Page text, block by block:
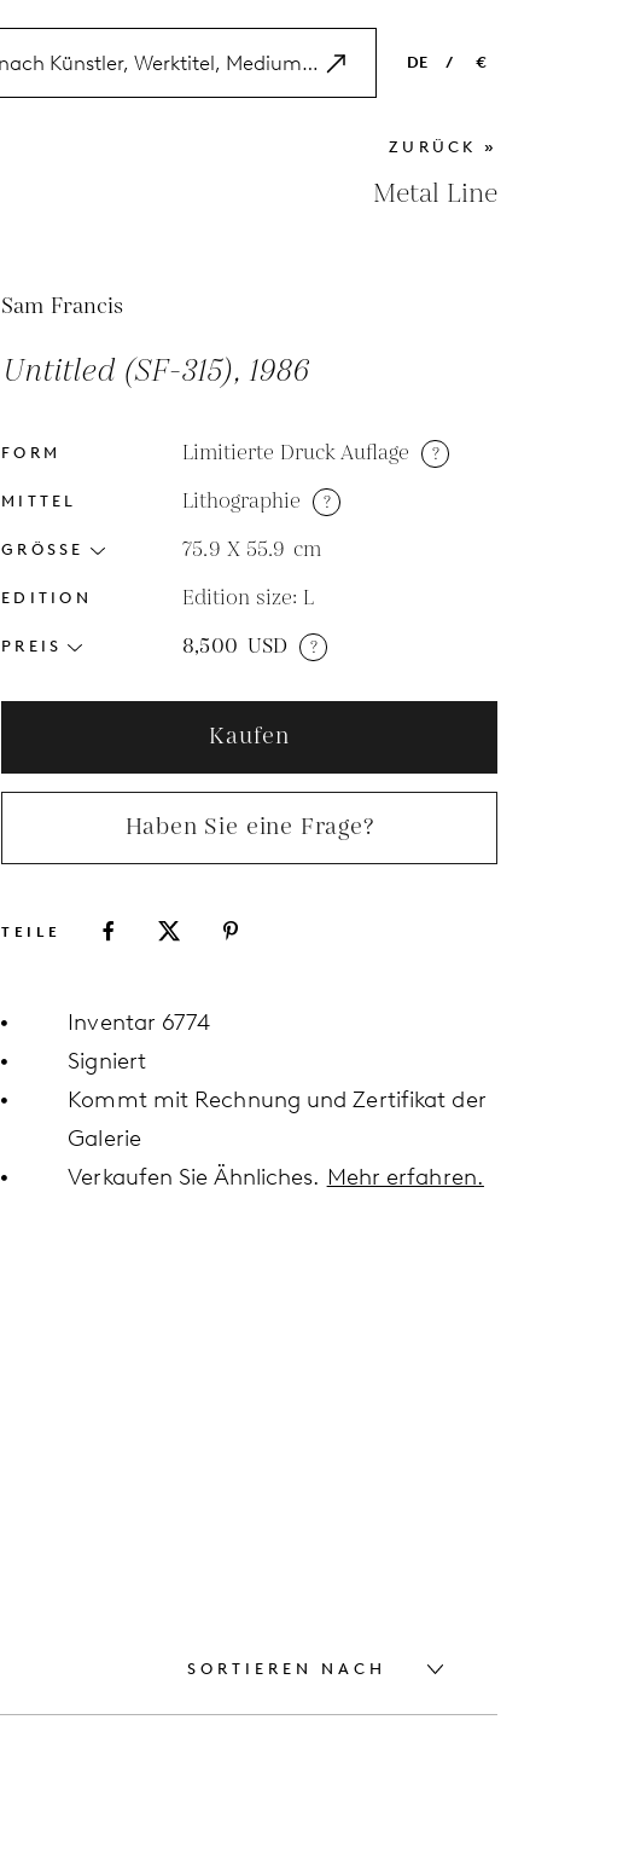
DE
NL
ES
/ €
EUR
GBP
ZURÜCK »
Metal Line
Sam Francis
Untitled (SF-315), 1986
FORM Limitierte Druck Auflage ?
MITTEL Lithographie ?
GRÖSSE 75.9 X 55.9 cm
EDITION Edition size: L
PREIS 8,500 USD ?
Kaufen
Haben Sie eine Frage?
TEILE
Inventar 6774
Signiert
Kommt mit Rechnung und Zertifikat der
Galerie
Verkaufen Sie Ähnliches. Mehr erfahren.
SORTIEREN NACH